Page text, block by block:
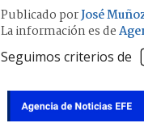
Publicado porJosé
La información es de
Seguimos criterios de